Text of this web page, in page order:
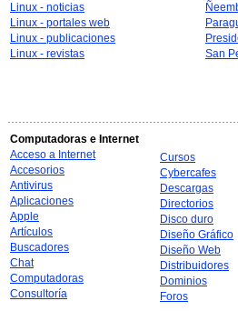
Linux - noticias
Linux - portales web
Linux - publicaciones
Linux - revistas
San
Computadoras e Internet
Acceso a Internet
Accesorios
Antivirus
Aplicaciones
Apple
Artículos
Buscadores
Chat
Computadoras
Consultoría
Cursos
Cybercafes
Descargas
Directorios
Disco duro
Diseño Gráfico
Diseño Web
Distribuidores
Dominios
Foros